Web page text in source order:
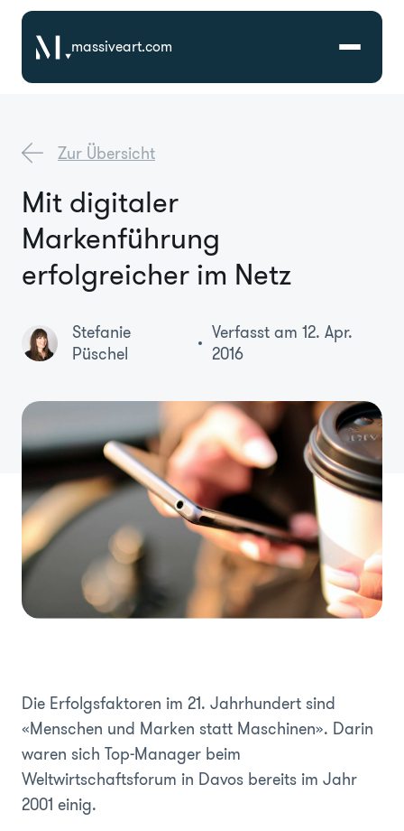
massiveart.com
Referenzen
Branchen
Karriere
Über Uns
Zur Übersicht
Mit digitaler
Markenführung
erfolgreicher im Netz
Stefanie
Püschel
Verfasst am 12. Apr.
2016
Die Erfolgsfaktoren im 21. Jahrhundert sind
«Menschen und Marken statt Maschinen». Darin
waren sich Top-Manager beim
Weltwirtschaftsforum in Davos bereits im Jahr
2001 einig.